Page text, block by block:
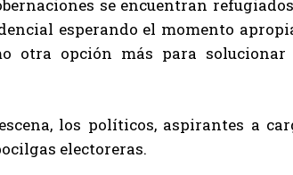
se encuentran
esperando el momento
otra opción más para solucionar
los políticos, aspirantes a
electoreras.